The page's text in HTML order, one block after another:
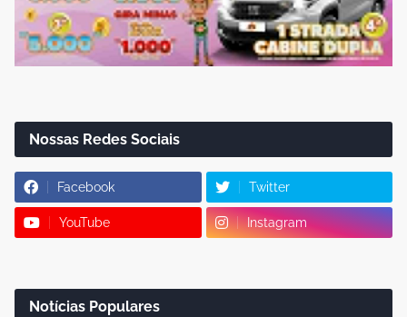
Nossas Redes Sociais
Facebook Twitter
YouTube Instagram
Notícias Populares